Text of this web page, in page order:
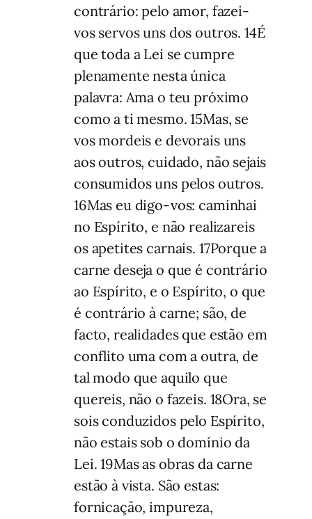
contrário: pelo amor, fazei-
vos servos uns dos outros. 14É
que toda a Lei se cumpre
plenamente nesta única
palavra: Ama o teu próximo
como a ti mesmo. 15Mas, se
vos mordeis e devorais uns
aos outros, cuidado, não sejais
consumidos uns pelos outros.
16Mas eu digo-vos: caminhai
no Espírito, e não realizareis
os apetites carnais. 17Porque a
carne deseja o que é contrário
ao Espírito, e o Espírito, o que
é contrário à carne; são, de
facto, realidades que estão em
conflito uma com a outra, de
tal modo que aquilo que
quereis, não o fazeis. 18Ora, se
sois conduzidos pelo Espírito,
não estais sob o domínio da
Lei. 19Mas as obras da carne
estão à vista. São estas:
fornicação, impureza,